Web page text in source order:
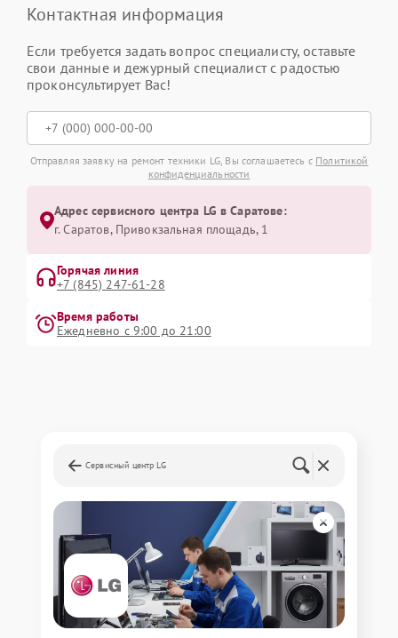
Контактная информация
Если требуется задать вопрос специалисту, оставьте
свои данные и дежурный специалист с радостью
проконсультирует Вас!
Отправляя заявку на ремонт техники LG, Вы соглашаетесь с Политикой
конфиденциальности
Адрес сервисного центра LG в Саратове:
г. Саратов, Привокзальная площадь, 1
Горячая линия
+7 (845) 247-61-28
Время работы
Ежедневно с 9:00 до 21:00
Сервисный центр LG